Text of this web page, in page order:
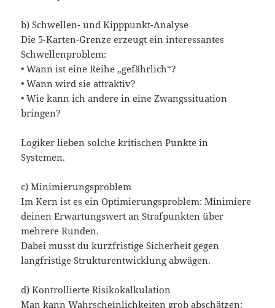
b) Schwellen- und Kipppunkt-Analyse
Die 5-Karten-Grenze erzeugt ein interessantes
Schwellenproblem:
• Wann ist eine Reihe „gefährlich“?
• Wann wird sie attraktiv?
• Wie kann ich andere in eine Zwangssituation
bringen?
Logiker lieben solche kritischen Punkte in
Systemen.
c) Minimierungsproblem
Im Kern ist es ein Optimierungsproblem: Minimiere
deinen Erwartungswert an Strafpunkten über
mehrere Runden.
Dabei musst du kurzfristige Sicherheit gegen
langfristige Strukturentwicklung abwägen.
d) Kontrollierte Risikokalkulation
Man kann Wahrscheinlichkeiten grob abschätzen: